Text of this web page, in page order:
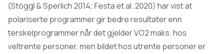
(Stöggl & Sperlich 2014; Festa et al. 2020) har vist at
polariserte programmer gir bedre resultater enn
terskelprogrammer når det gjelder VO2 maks. hos
veltrente personer, men bildet hos utrente personer er